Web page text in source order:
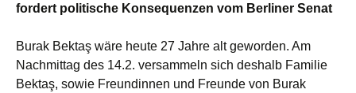
fordert politische Konsequenzen vom Berliner Senat
Burak Bektaş wäre heute 27 Jahre alt geworden. Am
Nachmittag des 14.2. versammeln sich deshalb Familie
Bektaş, sowie Freundinnen und Freunde von Burak